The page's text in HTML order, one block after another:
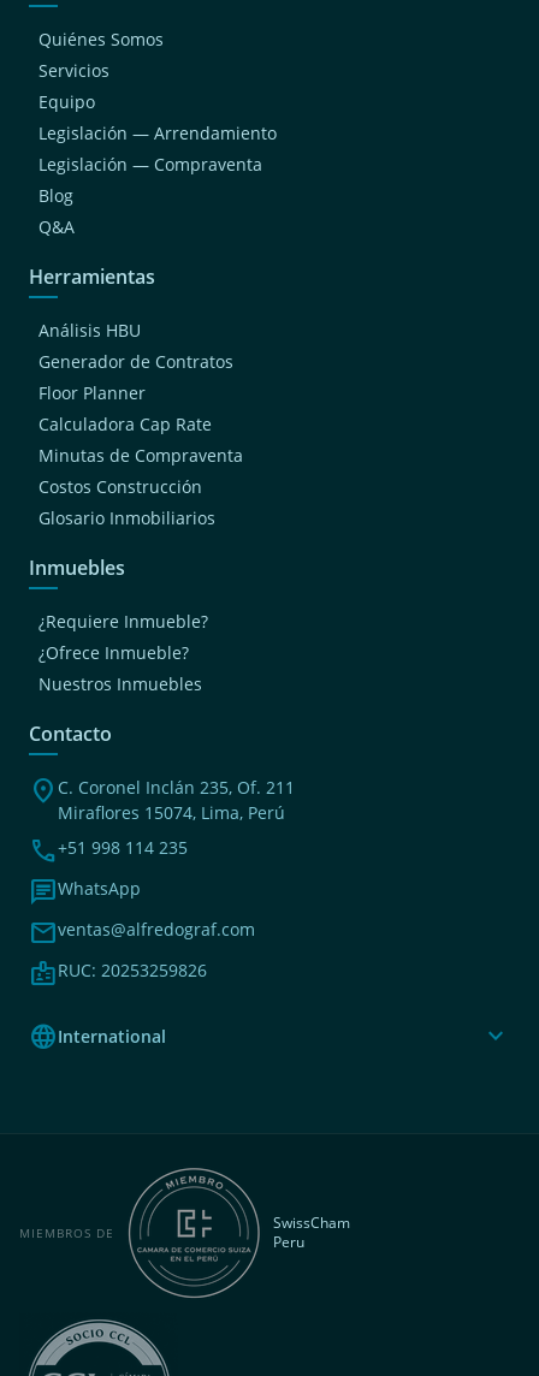
Quiénes Somos
Servicios
Equipo
Legislación — Arrendamiento
Legislación — Compraventa
Blog
Q&A
Herramientas
Análisis HBU
Generador de Contratos
Floor Planner
Calculadora Cap Rate
Minutas de Compraventa
Costos Construcción
Glosario Inmobiliarios
Inmuebles
¿Requiere Inmueble?
¿Ofrece Inmueble?
Nuestros Inmuebles
Contacto
location_on C. Coronel Inclán 235, Of. 211
Miraflores 15074, Lima, Perú
phone+51 998 114 235
chatWhatsApp
mailventas@alfredograf.com
badgeRUC: 20253259826
languageInternational expand_more
MIEMBROS DE
SwissCham
Peru